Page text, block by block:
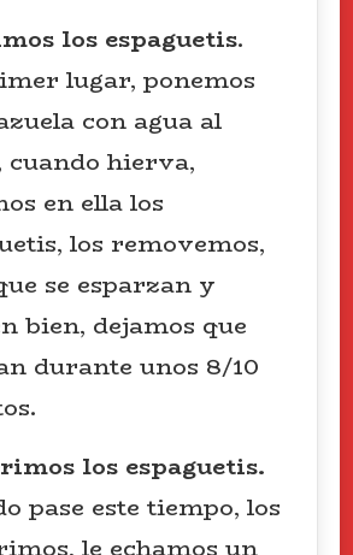
los espaguetis.
lugar, ponemos
con agua al
cuando hierva,
en ella los
los removemos,
se esparzan y
bien, dejamos que
durante unos 8/10
los espaguetis.
pase este tiempo, los